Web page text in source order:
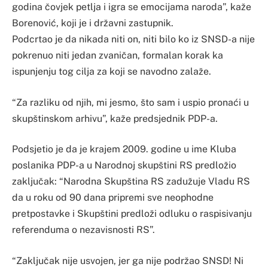
godina čovjek petlja i igra se emocijama naroda”, kaže
Borenović, koji je i državni zastupnik.
Podcrtao je da nikada niti on, niti bilo ko iz SNSD-a nije
pokrenuo niti jedan zvaničan, formalan korak ka
ispunjenju tog cilja za koji se navodno zalaže.
“Za razliku od njih, mi jesmo, što sam i uspio pronaći u
skupštinskom arhivu”, kaže predsjednik PDP-a.
Podsjetio je da je krajem 2009. godine u ime Kluba
poslanika PDP-a u Narodnoj skupštini RS predložio
zaključak: “Narodna Skupština RS zadužuje Vladu RS
da u roku od 90 dana pripremi sve neophodne
pretpostavke i Skupštini predloži odluku o raspisivanju
referenduma o nezavisnosti RS”.
“Zaključak nije usvojen, jer ga nije podržao SNSD! Ni